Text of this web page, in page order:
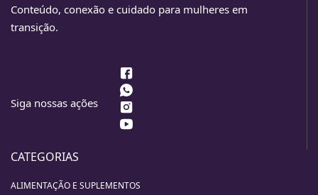
Conteúdo, conexão e cuidado para mulheres em
transição.
Siga nossas ações
CATEGORIAS
ALIMENTAÇÃO E SUPLEMENTOS